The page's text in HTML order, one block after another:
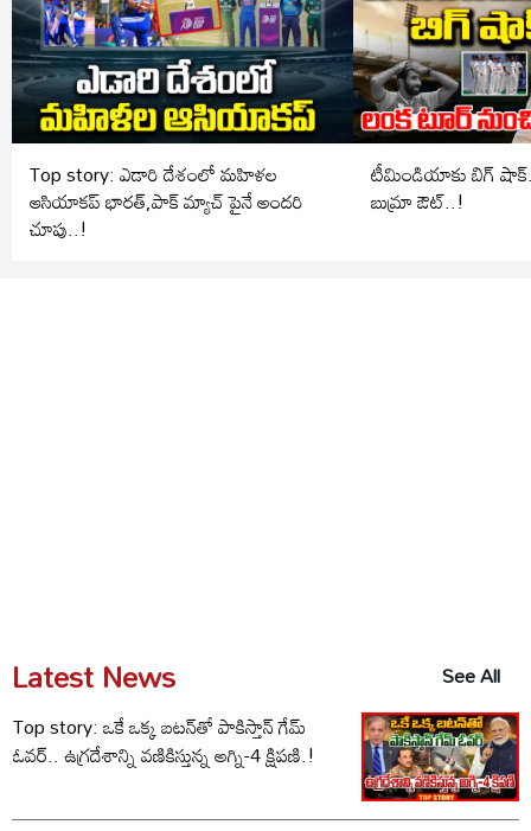
Top story: ఎడారి దేశంలో మహిళల
ఆసియాకప్ భారత్,పాక్ మ్యాచ్ పైనే అందరి
చూపు..!
టీమిండియాకు బిగ్ షాక్.. లంక టూర్
బుమ్రా ఔట్..!
Latest News
See All
Top story: ఒకే ఒక్క బటన్‌తో పాకిస్తాన్ గేమ్
ఓవర్.. ఉగ్రదేశాన్ని వణికిస్తున్న అగ్ని-4 క్షిపణి.!